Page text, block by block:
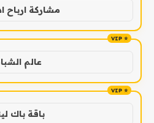
مشاركة
عالم
باقة باك